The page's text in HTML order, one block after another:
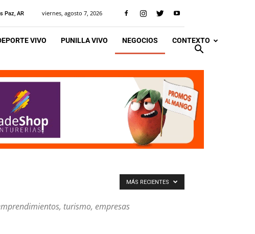
Paz, AR viernes, agosto 7, 2026
VIVO PUNILLA VIVO NEGOCIOS CONTEXTO
turismo, empresas
MÁS RECIENTES